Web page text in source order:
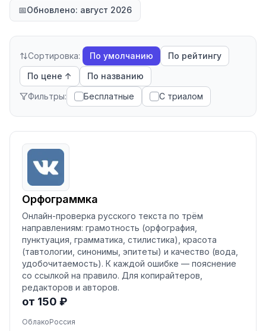
📅Обновлено: август 2026
Сортировка: По умолчанию
По рейтингу
По цене ↑
По названию
Фильтры:
Бесплатные С триалом
Орфограммка
Онлайн-проверка русского текста по трём
направлениям: грамотность (орфография,
пунктуация, грамматика, стилистика), красота
(тавтологии, синонимы, эпитеты) и качество (вода,
удобочитаемость). К каждой ошибке — пояснение
со ссылкой на правило. Для копирайтеров,
редакторов и авторов.
от 150 ₽
ОблакоРоссия